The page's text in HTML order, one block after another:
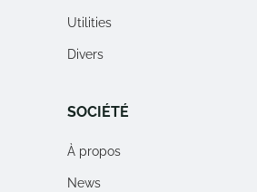
Utilities
Divers
SOCIÉTÉ
À propos
News